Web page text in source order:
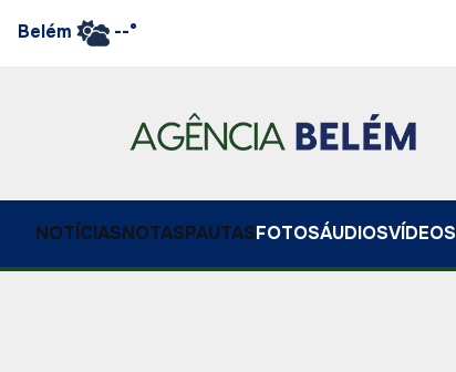
Belém --°
NOTÍCIASNOTASPAUTASFOTOSÁUDIOSVÍDEOS